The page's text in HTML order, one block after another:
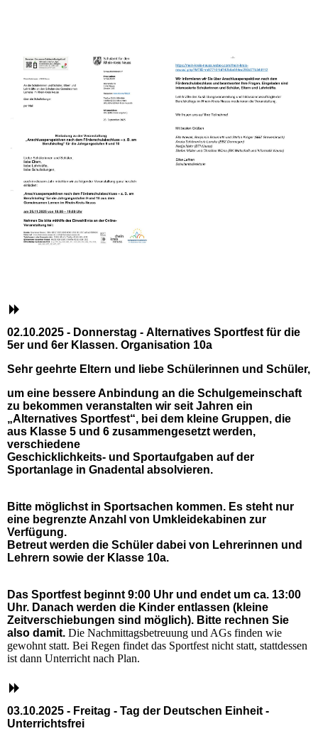
02.10.2025 - Donnerstag - Alternatives Sportfest für die
5er und 6er Klassen. Organisation 10a
Sehr geehrte Eltern und liebe Schülerinnen und Schüler,
um eine bessere Anbindung an die Schulgemeinschaft
zu bekommen veranstalten wir seit Jahren ein
„Alternatives Sportfest“, bei dem kleine Gruppen, die
aus Klasse 5 und 6 zusammengesetzt werden,
verschiedene
Geschicklichkeits- und Sportaufgaben auf der
Sportanlage in Gnadental absolvieren.
Bitte möglichst in Sportsachen kommen. Es steht nur
eine begrenzte Anzahl von Umkleidekabinen zur
Verfügung.
Betreut werden die Schüler dabei von Lehrerinnen und
Lehrern sowie der Klasse 10a.
Das Sportfest beginnt 9:00 Uhr und endet um ca. 13:00
Uhr. Danach werden die Kinder entlassen (kleine
Zeitverschiebungen sind möglich). Bitte rechnen Sie
also damit. Die Nachmittagsbetreuung und AGs finden wie
gewohnt statt. Bei Regen findet das Sportfest nicht statt, stattdessen
ist dann Unterricht nach Plan.
03.10.2025 - Freitag - Tag der Deutschen Einheit -
Unterrichtsfrei